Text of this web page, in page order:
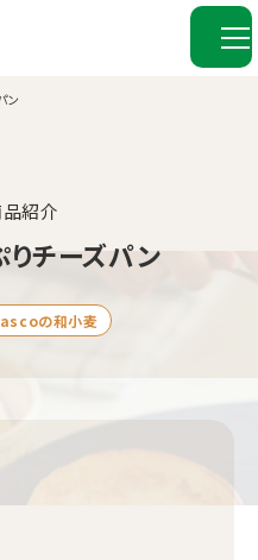
ン
紹介
チーズパン
の和小麦